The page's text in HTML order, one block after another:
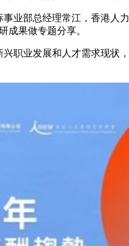
业部总经理常江，香港人
成果做专题分享。
职业发展和人才需求现